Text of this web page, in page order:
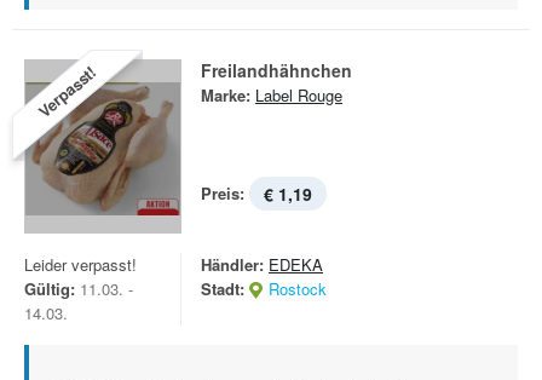
Verpasst! Freilandhähnchen
Marke: Label Rouge
Preis: € 1,19
Leider verpasst!
Gültig: 11.03. -
14.03.
Händler: EDEKA
Stadt:
Rostock